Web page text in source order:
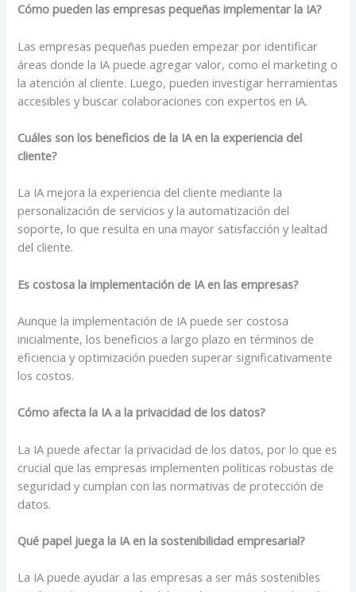
Cómo pueden las empresas pequeñas implementar la IA?
Las empresas pequeñas pueden empezar por identificar
áreas donde la IA puede agregar valor, como el marketing o
la atención al cliente. Luego, pueden investigar herramientas
accesibles y buscar colaboraciones con expertos en IA.
Cuáles son los beneficios de la IA en la experiencia del
cliente?
La IA mejora la experiencia del cliente mediante la
personalización de servicios y la automatización del
soporte, lo que resulta en una mayor satisfacción y lealtad
del cliente.
Es costosa la implementación de IA en las empresas?
Aunque la implementación de IA puede ser costosa
inicialmente, los beneficios a largo plazo en términos de
eficiencia y optimización pueden superar significativamente
los costos.
Cómo afecta la IA a la privacidad de los datos?
La IA puede afectar la privacidad de los datos, por lo que es
crucial que las empresas implementen políticas robustas de
seguridad y cumplan con las normativas de protección de
datos.
Qué papel juega la IA en la sostenibilidad empresarial?
La IA puede ayudar a las empresas a ser más sostenibles